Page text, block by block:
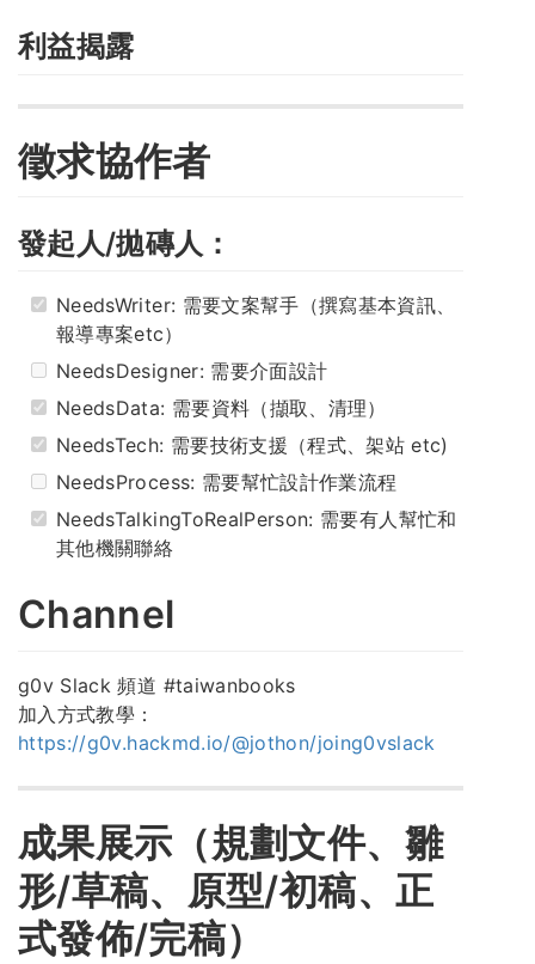
利益揭露
徵求協作者
發起人/拋磚人：
NeedsWriter: 需要文案幫手（撰寫基本資訊、
報導專案etc）
NeedsDesigner: 需要介面設計
NeedsData: 需要資料（擷取、清理）
NeedsTech: 需要技術支援（程式、架站 etc)
NeedsProcess: 需要幫忙設計作業流程
NeedsTalkingToRealPerson: 需要有人幫忙和
其他機關聯絡
Channel
g0v Slack 頻道 #taiwanbooks
加入方式教學：
https://g0v.hackmd.io/@jothon/joing0vslack
成果展示（規劃文件、雛
形/草稿、原型/初稿、正
式發佈/完稿）